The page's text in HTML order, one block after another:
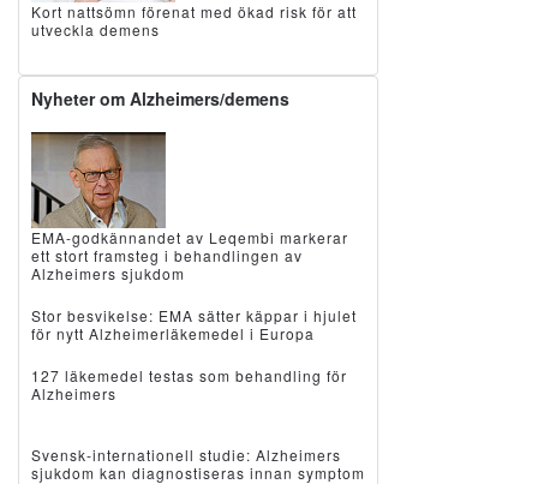
Kort nattsömn förenat med ökad risk för att
utveckla demens
Nyheter om Alzheimers/demens
EMA-godkännandet av Leqembi markerar
ett stort framsteg i behandlingen av
Alzheimers sjukdom
Stor besvikelse: EMA sätter käppar i hjulet
för nytt Alzheimerläkemedel i Europa
127 läkemedel testas som behandling för
Alzheimers
Svensk-internationell studie: Alzheimers
sjukdom kan diagnostiseras innan symptom